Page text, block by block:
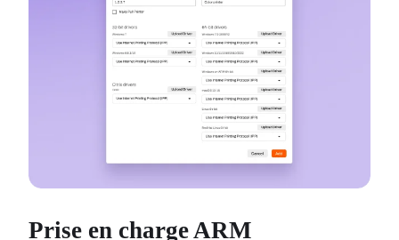
Prise en charge ARM